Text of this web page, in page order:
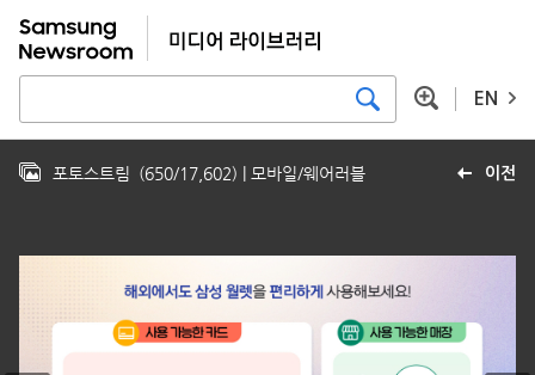
EN
이전
포토스트림 (650/17,602) | 모바일/웨어러블